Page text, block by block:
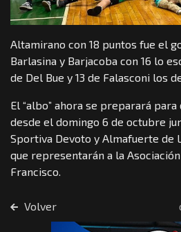
Altamirano con 18 puntos fue el
Barlasina y Barjacoba con 16 lo
de Del Bue y 13 de Falasconi los
El “albo” ahora se preparará
desde el domingo 6 de octubre
Sportiva Devoto y Almafuerte de
que representarán a la
Francisco.
Volver